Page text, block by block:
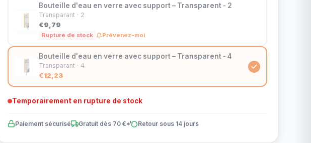
Bouteille d'eau en verre avec support – Transparent - 2
Transparant · 2
€9,79
Rupture de stock Prévenez-moi
Bouteille d'eau en verre avec support – Transparent - 4
Transparant · 4
€12,23
Temporairement en rupture de stock
Paiement sécurisé Gratuit dès 70 €* Retour sous 14 jours